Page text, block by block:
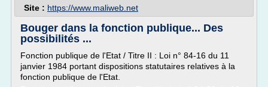
Site : https://www.maliweb.net
Bouger dans la fonction publique... Des
possibilités ...
Fonction publique de l'Etat / Titre II : Loi n° 84-16 du 11
janvier 1984 portant dispositions statutaires relatives à la
fonction publique de l'Etat.